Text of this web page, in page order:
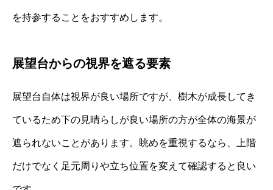
を持参することをおすすめします。
展望台からの視界を遮る要素
展望台自体は視界が良い場所ですが、樹木が成長してき
ているため下の見晴らしが良い場所の方が全体の海景が
遮られないことがあります。眺めを重視するなら、上階
だけでなく足元周りや立ち位置を変えて確認すると良い